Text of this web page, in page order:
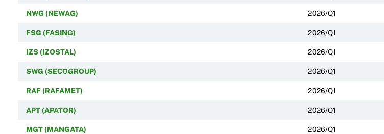
NWG (NEWAG) 2026/Q1
FSG (FASING) 2026/Q1
IZS (IZOSTAL) 2026/Q1
SWG (SECOGROUP) 2026/Q1
RAF (RAFAMET) 2026/Q1
APT (APATOR) 2026/Q1
MGT (MANGATA) 2026/Q1